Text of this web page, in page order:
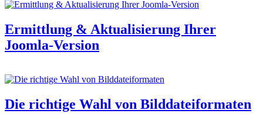
Ermittlung & Aktualisierung Ihrer
Joomla-Version
Die richtige Wahl von Bilddateiformaten